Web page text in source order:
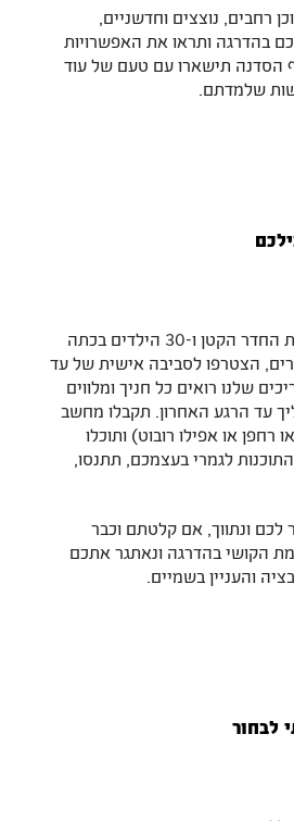
רחבים, נוצצים וחדשניים,
בהדרגה ותראו את האפשרויות
הסדנה תישארו עם טעם של עוד
שלמדתם.
אין לכם מה לדאוג, את החדר הקטן ו-30 הילדים בכתה
הצטרפו לסביבה אישית של עד
שלנו רואים כל חניך ומלווים
עד הרגע האחרון. תקבלו מחשב
או אפילו רובוט) ותוכלו
לגמרי בעצמכם, תתנסו,
ונתווך, אם קלטתם וכבר
הקושי בהדרגה ונאתגר אתכם
והעניין בשמיים.
לבחור